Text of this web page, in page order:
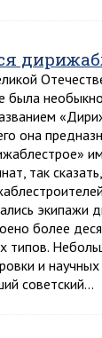
была
она
так
экипажи
более
типов.
и
советский…